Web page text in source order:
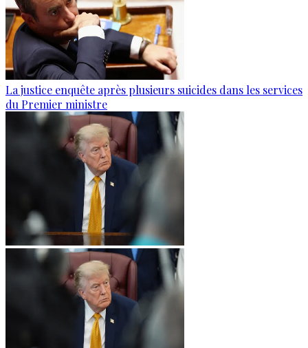
La justice enquête après plusieurs suicides dans les services
du Premier ministre